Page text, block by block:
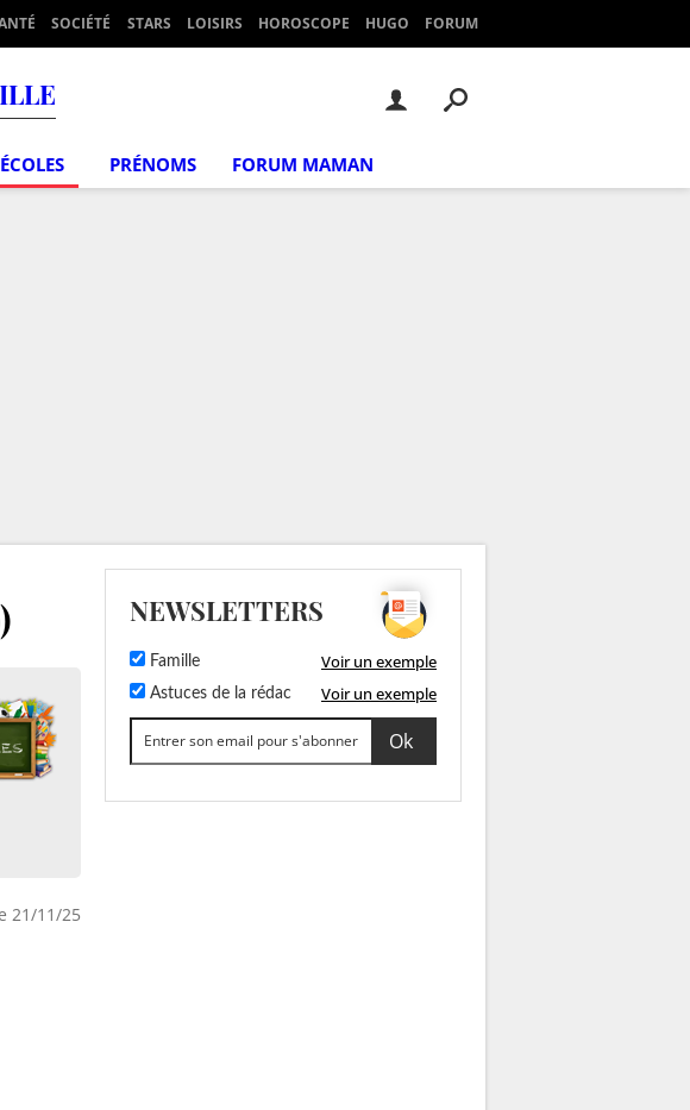
SOCIÉTÉ STARS LOISIRS HOROSCOPE HUGO FORUM
ÉCOLES PRÉNOMS FORUM MAMAN
21/11/25
NEWSLETTERS
Famille Voir un exemple
Astuces de la rédac Voir un exemple